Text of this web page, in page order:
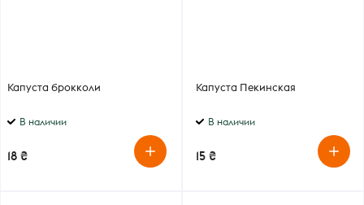
Капуста брокколи
В наличии
18 ₴
Капуста Пекинская
В наличии
15 ₴